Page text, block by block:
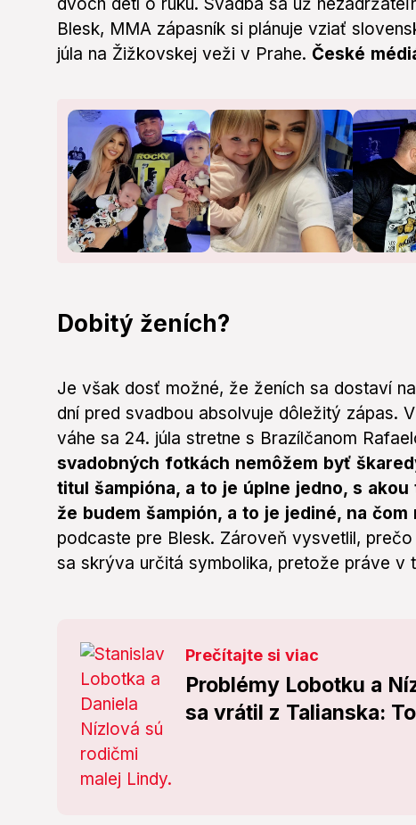
dvoch detí o ruku. Svadba sa už
Blesk, MMA zápasník si plánuje vziať
júla na Žižkovskej veži v Prahe. České
Dobitý ženích?
Je však dosť možné, že ženích sa dostaví
dní pred svadbou absolvuje dôležitý zápas.
váhe sa 24. júla stretne s Brazílčanom
svadobných fotkách nemôžem byť
titul šampióna, a to je úplne jedno, s
že budem šampión, a to je jediné, na čom
podcaste pre Blesk. Zároveň vysvetlil,
sa skrýva určitá symbolika, pretože práve v
Prečítajte si viac
Problémy Lobotku a
sa vrátil z Talianska: